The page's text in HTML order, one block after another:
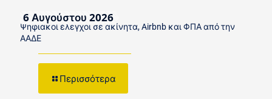
6 Αυγούστου 2026
Ψηφιακοί έλεγχοι σε ακίνητα, Airbnb και ΦΠΑ από την
ΑΑΔΕ
Περισσότερα